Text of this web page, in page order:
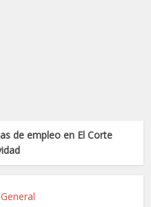
de empleo en El Corte
General